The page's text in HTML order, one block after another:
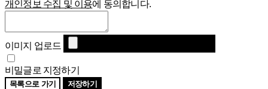
개인정보 수집 및 이용에 동의합니다.
이미지 업로드
비밀글로 지정하기
목록으로 가기 저장하기